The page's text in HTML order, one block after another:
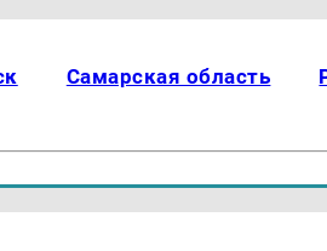
Самарская область